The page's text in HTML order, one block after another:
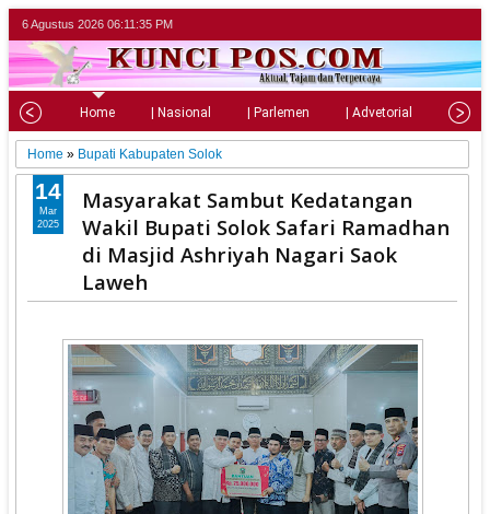
6 Agustus 2026 06:11:36 PM
Home | Nasional | Parlemen | Advetorial |
Home » Bupati Kabupaten Solok
Masyarakat Sambut Kedatangan
Wakil Bupati Solok Safari Ramadhan
di Masjid Ashriyah Nagari Saok
Laweh
14
Mar
2025